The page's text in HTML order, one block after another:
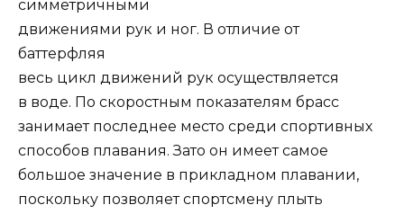
симметричными
движениями рук и ног. В отличие от
баттерфляя
весь цикл движений рук осуществляется
в воде. По скоростным показателям брасс
занимает последнее место среди спортивных
способов плавания. Зато он имеет самое
большое значение в прикладном плавании,
поскольку позволяет спортсмену плыть